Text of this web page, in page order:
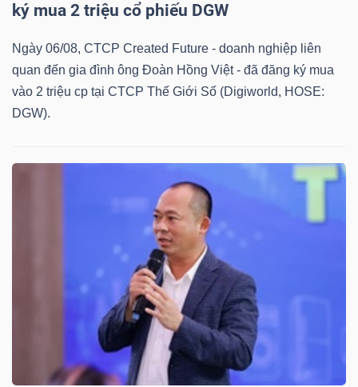
ký mua 2 triệu cổ phiếu DGW
Ngày 06/08, CTCP Created Future - doanh nghiệp liên
quan đến gia đình ông Đoàn Hồng Việt - đã đăng ký mua
vào 2 triệu cp tại CTCP Thế Giới Số (Digiworld, HOSE:
DGW).
CÔNG
NGHỆ
THÔNG